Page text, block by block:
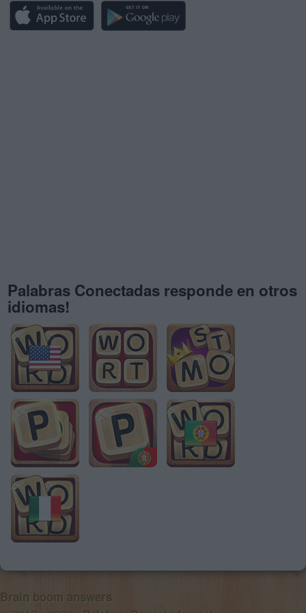
Palabras Conectadas responde en otros
idiomas!
Brain boom answers